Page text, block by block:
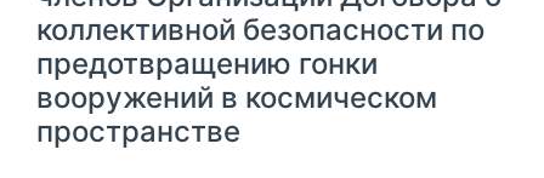
коллективной безопасности по
предотвращению гонки
вооружений в космическом
пространстве